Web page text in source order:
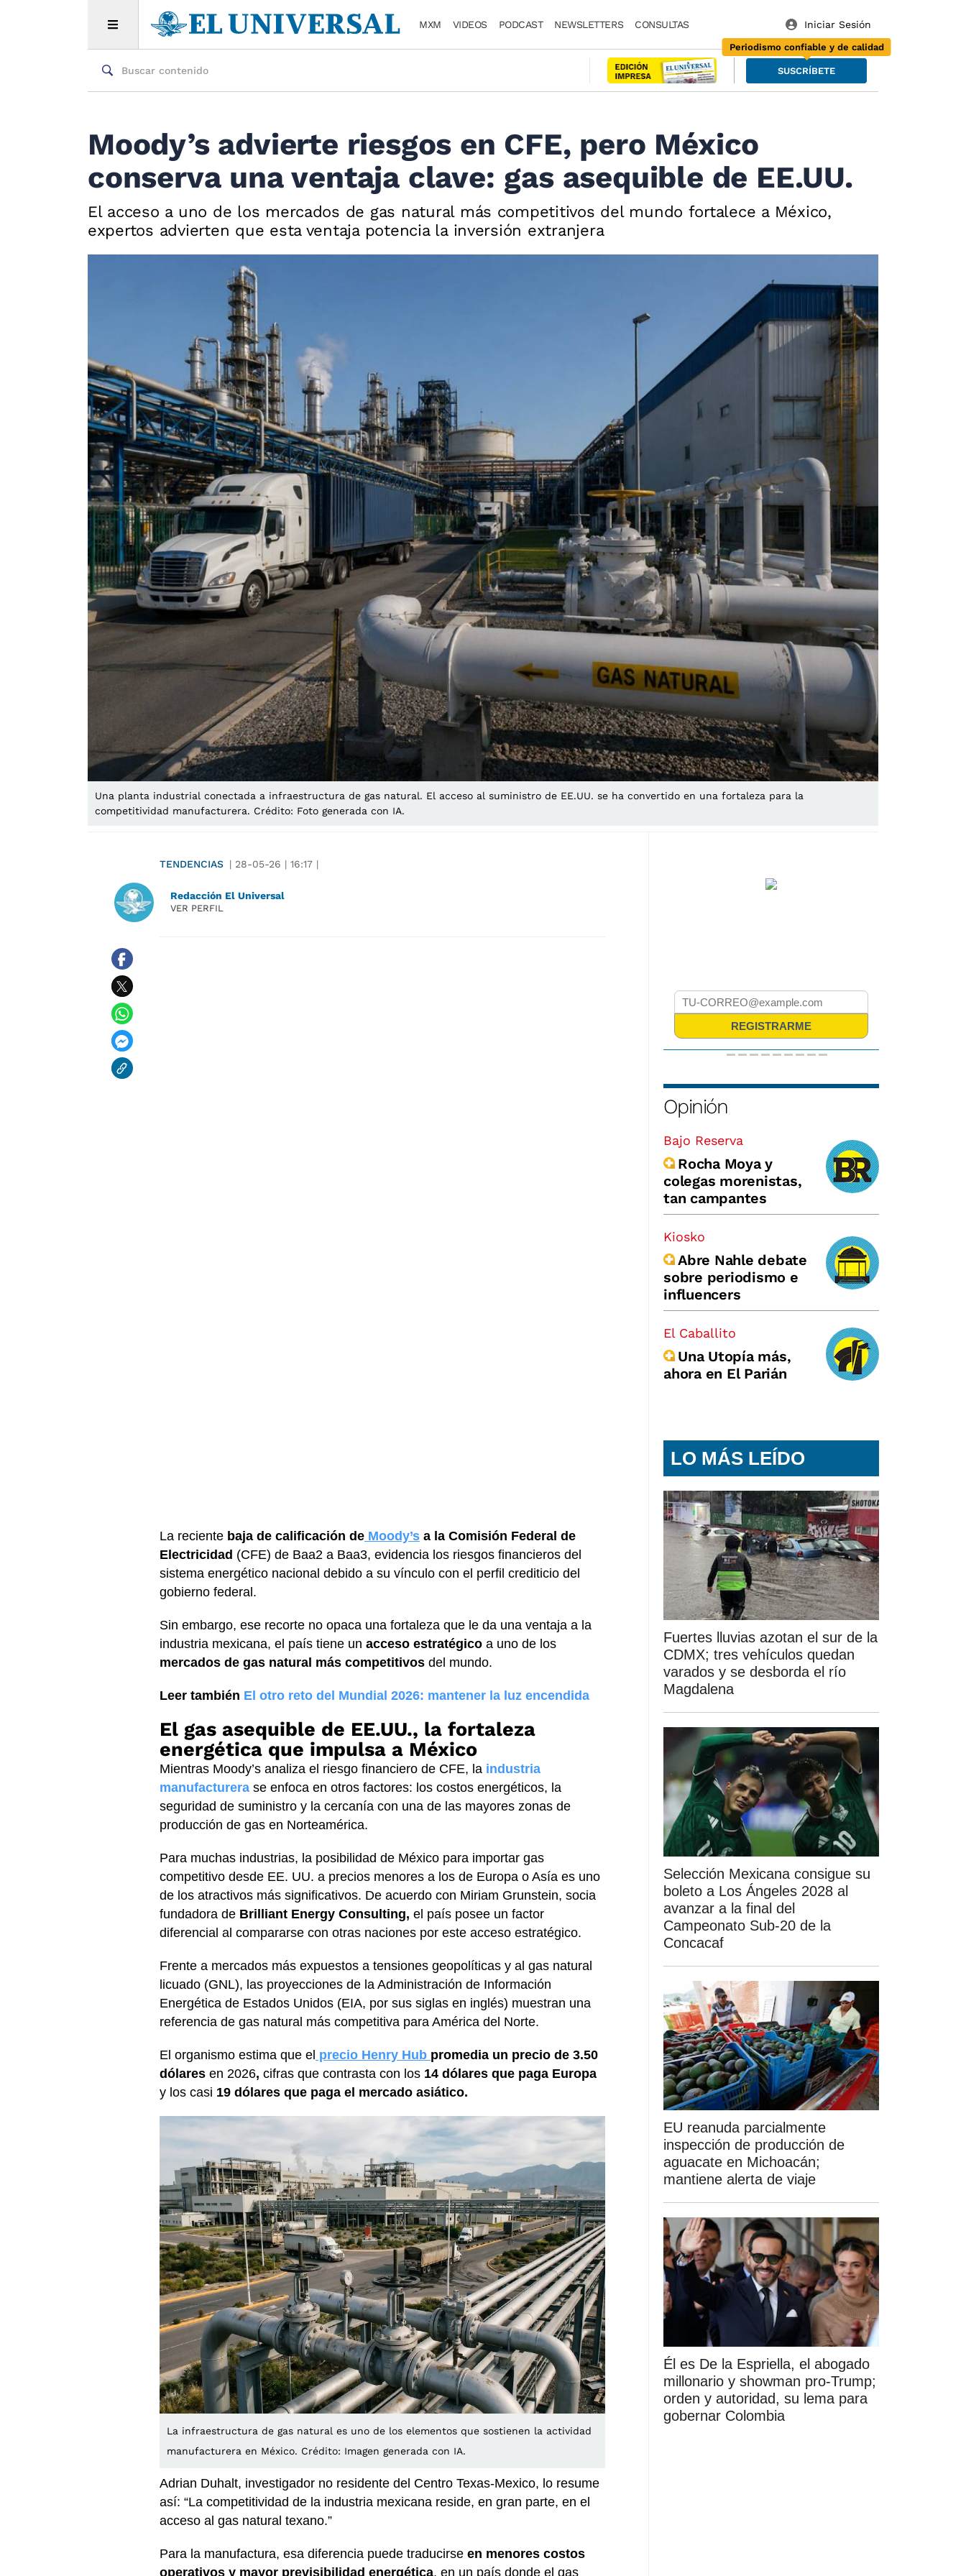
MXM VIDEOS PODCAST NEWSLETTERS CONSULTAS
SUSCRÍBETE
Periodismo confiable y de calidad
Moody’s advierte riesgos en CFE, pero México
conserva una ventaja clave: gas asequible de EE.UU.
El acceso a uno de los mercados de gas natural más competitivos del mundo fortalece a México,
expertos advierten que esta ventaja potencia la inversión extranjera
Una planta industrial conectada a infraestructura de gas natural. El acceso al suministro de EE.UU. se ha convertido en una fortaleza para la
competitividad manufacturera. Crédito: Foto generada con IA.
TENDENCIAS | 28-05-26 | 16:17 |
Redacción El Universal
VER PERFIL
La reciente baja de calificación de Moody’s a la Comisión Federal de
Electricidad (CFE) de Baa2 a Baa3, evidencia los riesgos financieros del
sistema energético nacional debido a su vínculo con el perfil crediticio del
gobierno federal.
Sin embargo, ese recorte no opaca una fortaleza que le da una ventaja a la
industria mexicana, el país tiene un acceso estratégico a uno de los
mercados de gas natural más competitivos del mundo.
Leer también El otro reto del Mundial 2026: mantener la luz encendida
El gas asequible de EE.UU., la fortaleza
energética que impulsa a México
Mientras Moody’s analiza el riesgo financiero de CFE, la industria
manufacturera se enfoca en otros factores: los costos energéticos, la
seguridad de suministro y la cercanía con una de las mayores zonas de
producción de gas en Norteamérica.
Para muchas industrias, la posibilidad de México para importar gas
competitivo desde EE. UU. a precios menores a los de Europa o Asía es uno
de los atractivos más significativos. De acuerdo con Miriam Grunstein, socia
fundadora de Brilliant Energy Consulting, el país posee un factor
diferencial al compararse con otras naciones por este acceso estratégico.
Frente a mercados más expuestos a tensiones geopolíticas y al gas natural
licuado (GNL), las proyecciones de la Administración de Información
Energética de Estados Unidos (EIA, por sus siglas en inglés) muestran una
referencia de gas natural más competitiva para América del Norte.
El organismo estima que el precio Henry Hub promedia un precio de 3.50
dólares en 2026, cifras que contrasta con los 14 dólares que paga Europa
y los casi 19 dólares que paga el mercado asiático.
La infraestructura de gas natural es uno de los elementos que sostienen la actividad
manufacturera en México. Crédito: Imagen generada con IA.
Adrian Duhalt, investigador no residente del Centro Texas-Mexico, lo resume
así: “La competitividad de la industria mexicana reside, en gran parte, en el
acceso al gas natural texano.”
Para la manufactura, esa diferencia puede traducirse en menores costos
operativos y mayor previsibilidad energética, en un país donde el gas
Opinión
Bajo Reserva
Rocha Moya y
colegas morenistas,
tan campantes
Kiosko
Abre Nahle debate
sobre periodismo e
influencers
El Caballito
Una Utopía más,
ahora en El Parián
LO MÁS LEÍDO
Fuertes lluvias azotan el sur de la
CDMX; tres vehículos quedan
varados y se desborda el río
Magdalena
Selección Mexicana consigue su
boleto a Los Ángeles 2028 al
avanzar a la final del
Campeonato Sub-20 de la
Concacaf
EU reanuda parcialmente
inspección de producción de
aguacate en Michoacán;
mantiene alerta de viaje
Él es De la Espriella, el abogado
millonario y showman pro-Trump;
orden y autoridad, su lema para
gobernar Colombia